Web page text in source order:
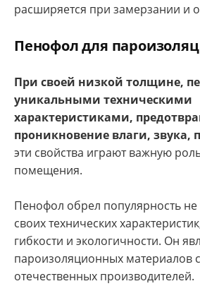
расширяется при замерзании и
Пенофол для
При своей низкой толщине,
уникальными техническими
характеристиками,
проникновение влаги, звука,
эти свойства играют важную
помещения.
Пенофол обрел популярность не
своих технических
гибкости и экологичности. Он
пароизоляционных материалов
отечественных производителей.